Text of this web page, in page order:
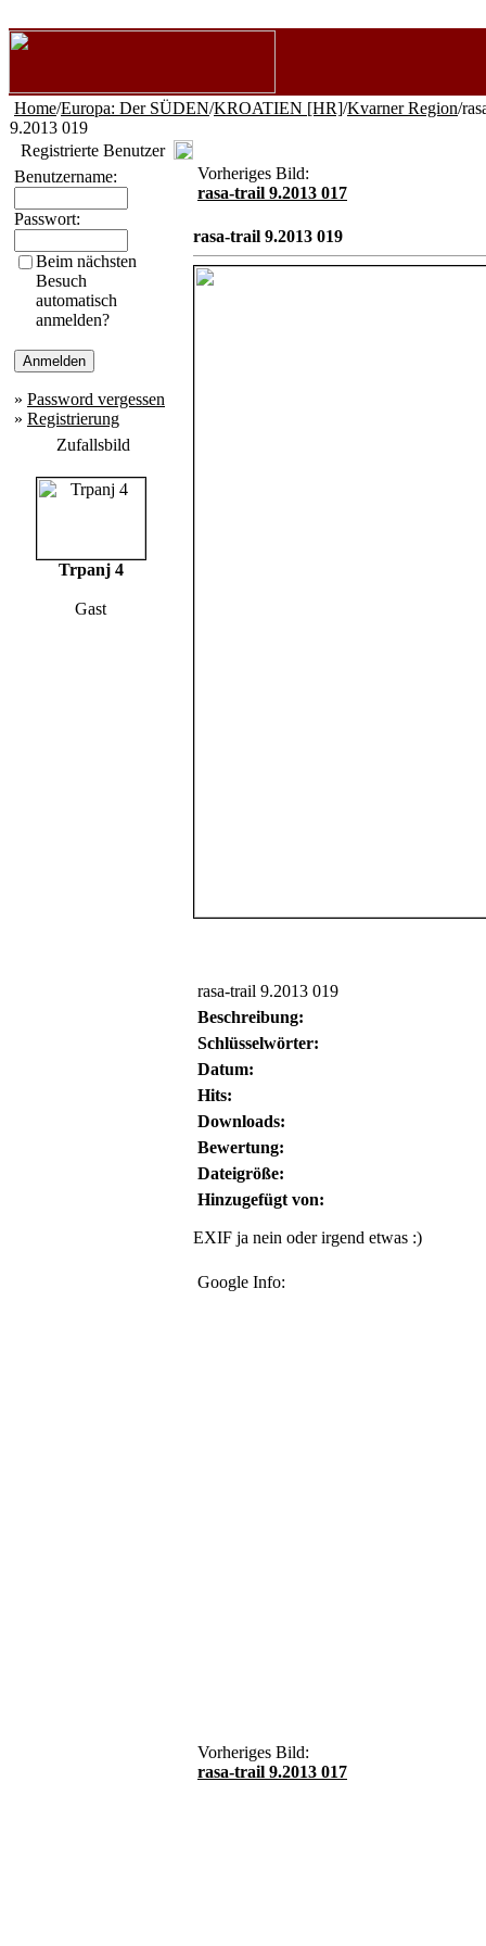
Home/Europa: Der SÜDEN/KROATIEN [HR]/Kvarner Region/
9.2013 019
Registrierte Benutzer
Benutzername:
Passwort:
Beim nächsten
Besuch
automatisch
anmelden?
» Password vergessen
» Registrierung
Zufallsbild
Trpanj 4
Gast
Vorheriges Bild:
rasa-trail 9.2013 017
rasa-trail 9.2013 019
rasa-trail 9.2013 019
Beschreibung:
Schlüsselwörter:
Datum:
Hits:
Downloads:
Bewertung:
Dateigröße:
Hinzugefügt von:
EXIF ja nein oder irgend etwas :)
Google Info:
Vorheriges Bild:
rasa-trail 9.2013 017